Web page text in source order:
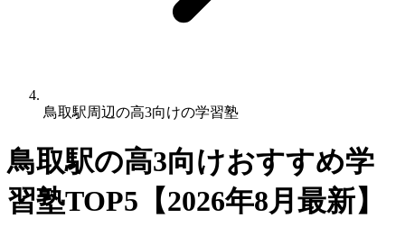
鳥取駅周辺の高3向けの学習塾
鳥取駅の高3向けおすすめ学
習塾TOP5【2026年8月最新】